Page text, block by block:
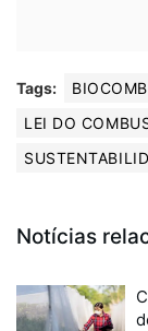
Tags:
LEI DO
Notícias